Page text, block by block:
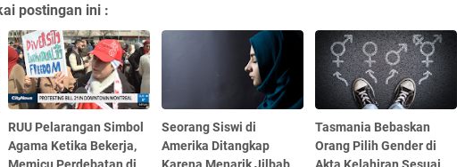
postingan ini :
RUU Pelarangan Simbol
Agama Ketika Bekerja,
Seorang Siswi di
Amerika Ditangkap
Tasmania Bebaskan
Orang Pilih Gender di